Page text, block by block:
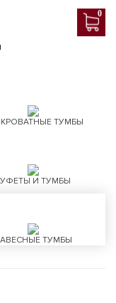
0
ТУМБЫ
И ТУМБЫ
ТУМБЫ